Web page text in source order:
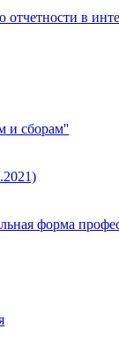
в
и сборам''
форма